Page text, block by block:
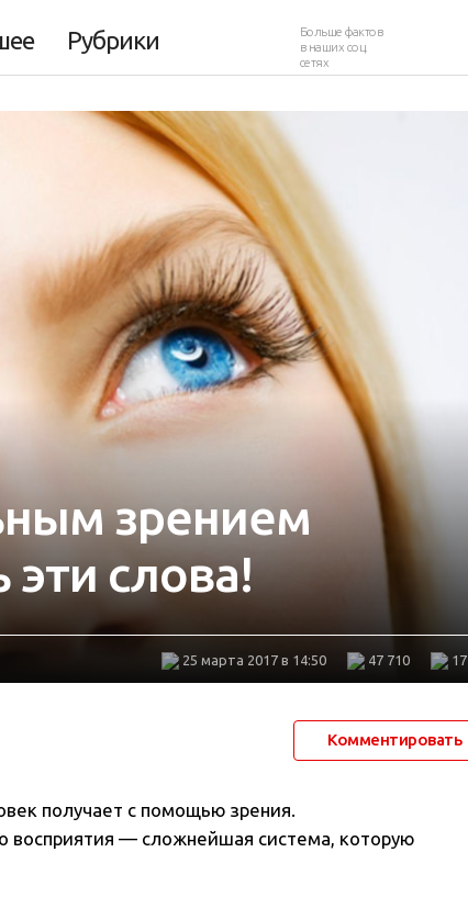
Рубрики
Больше фактов
в наших соц.
сетях
зрением
слова!
17
47 710
25 марта 2017 в 14:50
Комментировать
получает с помощью зрения.
восприятия — сложнейшая система, которую